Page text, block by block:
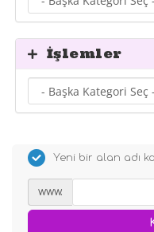
İşlemler
Yeni bir alan adı
www.